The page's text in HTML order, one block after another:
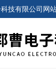
科技有限公司网